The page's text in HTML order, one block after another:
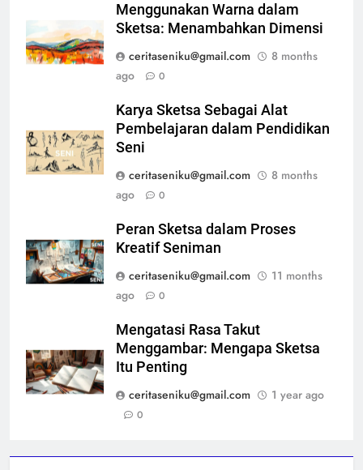
Menggunakan Warna dalam
Sketsa: Menambahkan Dimensi
ceritaseniku@gmail.com
8 months
ago
0
Karya Sketsa Sebagai Alat
Pembelajaran dalam Pendidikan
Seni
ceritaseniku@gmail.com
8 months
ago
0
Peran Sketsa dalam Proses
Kreatif Seniman
ceritaseniku@gmail.com
11 months
ago
0
Mengatasi Rasa Takut
Menggambar: Mengapa Sketsa
Itu Penting
ceritaseniku@gmail.com
1 year ago
0